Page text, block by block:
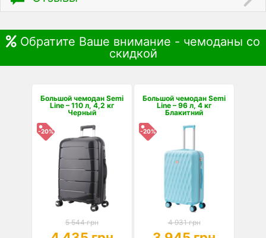
Обратите Ваше внимание - чемоданы со
скидкой
Большой чемодан Semi
Line – 110 л, 4,2 кг
Черный
-20%
5 544 грн
Большой чемодан Semi
Line – 96 л, 4 кг
Блакитний
-20%
4 931 грн